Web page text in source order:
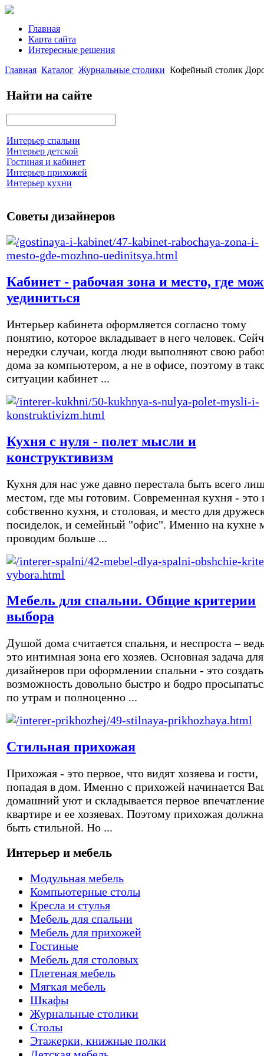
Главная
Карта сайта
Интересные решения
Главная Каталог Журнальные столики Кофейный столик
Найти на сайте
Интерьер спальни
Интерьер детской
Гостиная и кабинет
Интерьер прихожей
Интерьер кухни
Советы дизайнеров
Кабинет - рабочая зона и место, где
уединиться
Интерьер кабинета оформляется согласно тому
понятию, которое вкладывает в него человек.
нередки случаи, когда люди выполняют свою
дома за компьютером, а не в офисе, поэтому в
ситуации кабинет ...
Кухня с нуля - полет мысли и
конструктивизм
Кухня для нас уже давно перестала быть всего
местом, где мы готовим. Современная кухня - это
собственно кухня, и столовая, и место для
посиделок, и семейный "офис". Именно на кухне
проводим больше ...
Мебель для спальни. Общие критерии
выбора
Душой дома считается спальня, и неспроста –
это интимная зона его хозяев. Основная задача для
дизайнеров при оформлении спальни - это создать
возможность довольно быстро и бодро
по утрам и полноценно ...
Стильная прихожая
Прихожая - это первое, что видят хозяева и гости,
попадая в дом. Именно с прихожей начинается
домашний уют и складывается первое
квартире и ее хозяевах. Поэтому прихожая должна
быть стильной. Но ...
Интерьер и мебель
Модульная мебель
Компьютерные столы
Кресла и стулья
Мебель для спальни
Мебель для прихожей
Гостиные
Мебель для столовых
Плетеная мебель
Мягкая мебель
Шкафы
Журнальные столики
Столы
Этажерки, книжные полки